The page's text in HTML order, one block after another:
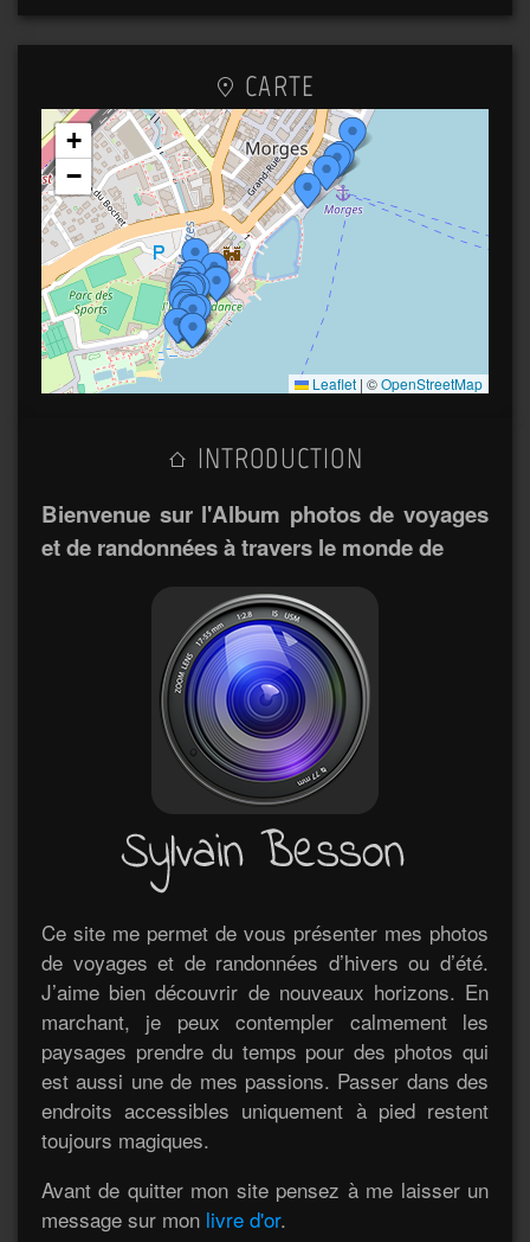
CARTE
+
−
Leaflet | ©OpenStreetMap
INTRODUCTION
Bienvenue sur l'Album photos de voyages
et de randonnées à travers le monde de
Ce site me permet de vous présenter mes photos
de voyages et de randonnées d’hivers ou d’été.
J’aime bien découvrir de nouveaux horizons. En
marchant, je peux contempler calmement les
paysages prendre du temps pour des photos qui
est aussi une de mes passions. Passer dans des
endroits accessibles uniquement à pied restent
toujours magiques.
Avant de quitter mon site pensez à me laisser un
message sur mon livre d'or.